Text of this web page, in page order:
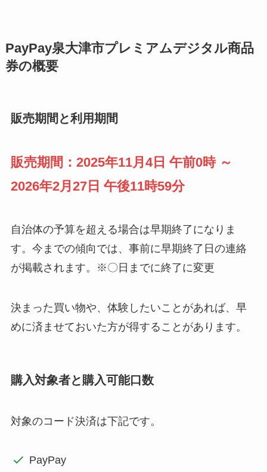
PayPay泉大津市プレミアムデジタル商品
券の概要
販売期間と利用期間
販売期間：2025年11月4日 午前0時 ～
2026年2月27日 午後11時59分
自治体の予算を超える場合は早期終了になりま
す。今までの傾向では、事前に早期終了日の連絡
が掲載されます。※〇日までに終了に変更
決まった買い物や、体験したいことがあれば、早
めに済ませておいた方が得することがあります。
購入対象者と購入可能口数
対象のコード決済は下記です。
PayPay